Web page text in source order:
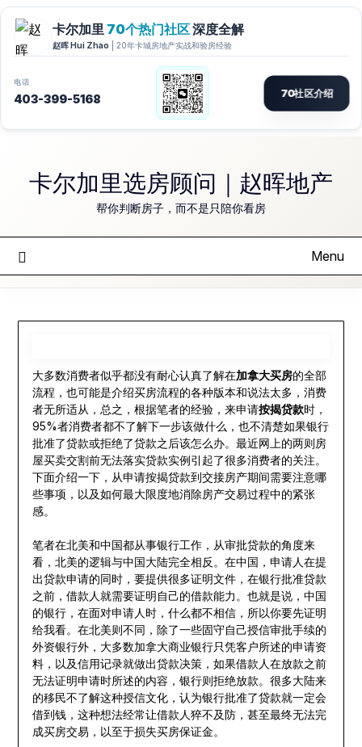
content卡尔加里选房顾问｜赵晖地产
帮你判断房子，而不是只陪你看房
Menu
大多数消费者似乎都没有耐心认真了解在加拿大买房的全部
流程，也可能是介绍买房流程的各种版本和说法太多，消费
者无所适从，总之，根据笔者的经验，来申请按揭贷款时，
95%者消费者都不了解下一步该做什么，也不清楚如果银行
批准了贷款或拒绝了贷款之后该怎么办。最近网上的两则房
屋买卖交割前无法落实贷款实例引起了很多消费者的关注。
下面介绍一下，从申请按揭贷款到交接房产期间需要注意哪
些事项，以及如何最大限度地消除房产交易过程中的紧张
感。
笔者在北美和中国都从事银行工作，从审批贷款的角度来
看，北美的逻辑与中国大陆完全相反。在中国，申请人在提
出贷款申请的同时，要提供很多证明文件，在银行批准贷款
之前，借款人就需要证明自己的借款能力。也就是说，中国
的银行，在面对申请人时，什么都不相信，所以你要先证明
给我看。在北美则不同，除了一些固守自己授信审批手续的
外资银行外，大多数加拿大商业银行只凭客户所述的申请资
料，以及信用记录就做出贷款决策，如果借款人在放款之前
无法证明申请时所述的内容，银行则拒绝放款。很多大陆来
的移民不了解这种授信文化，认为银行批准了贷款就一定会
借到钱，这种想法经常让借款人猝不及防，甚至最终无法完
成买房交易，以至于损失买房保证金。